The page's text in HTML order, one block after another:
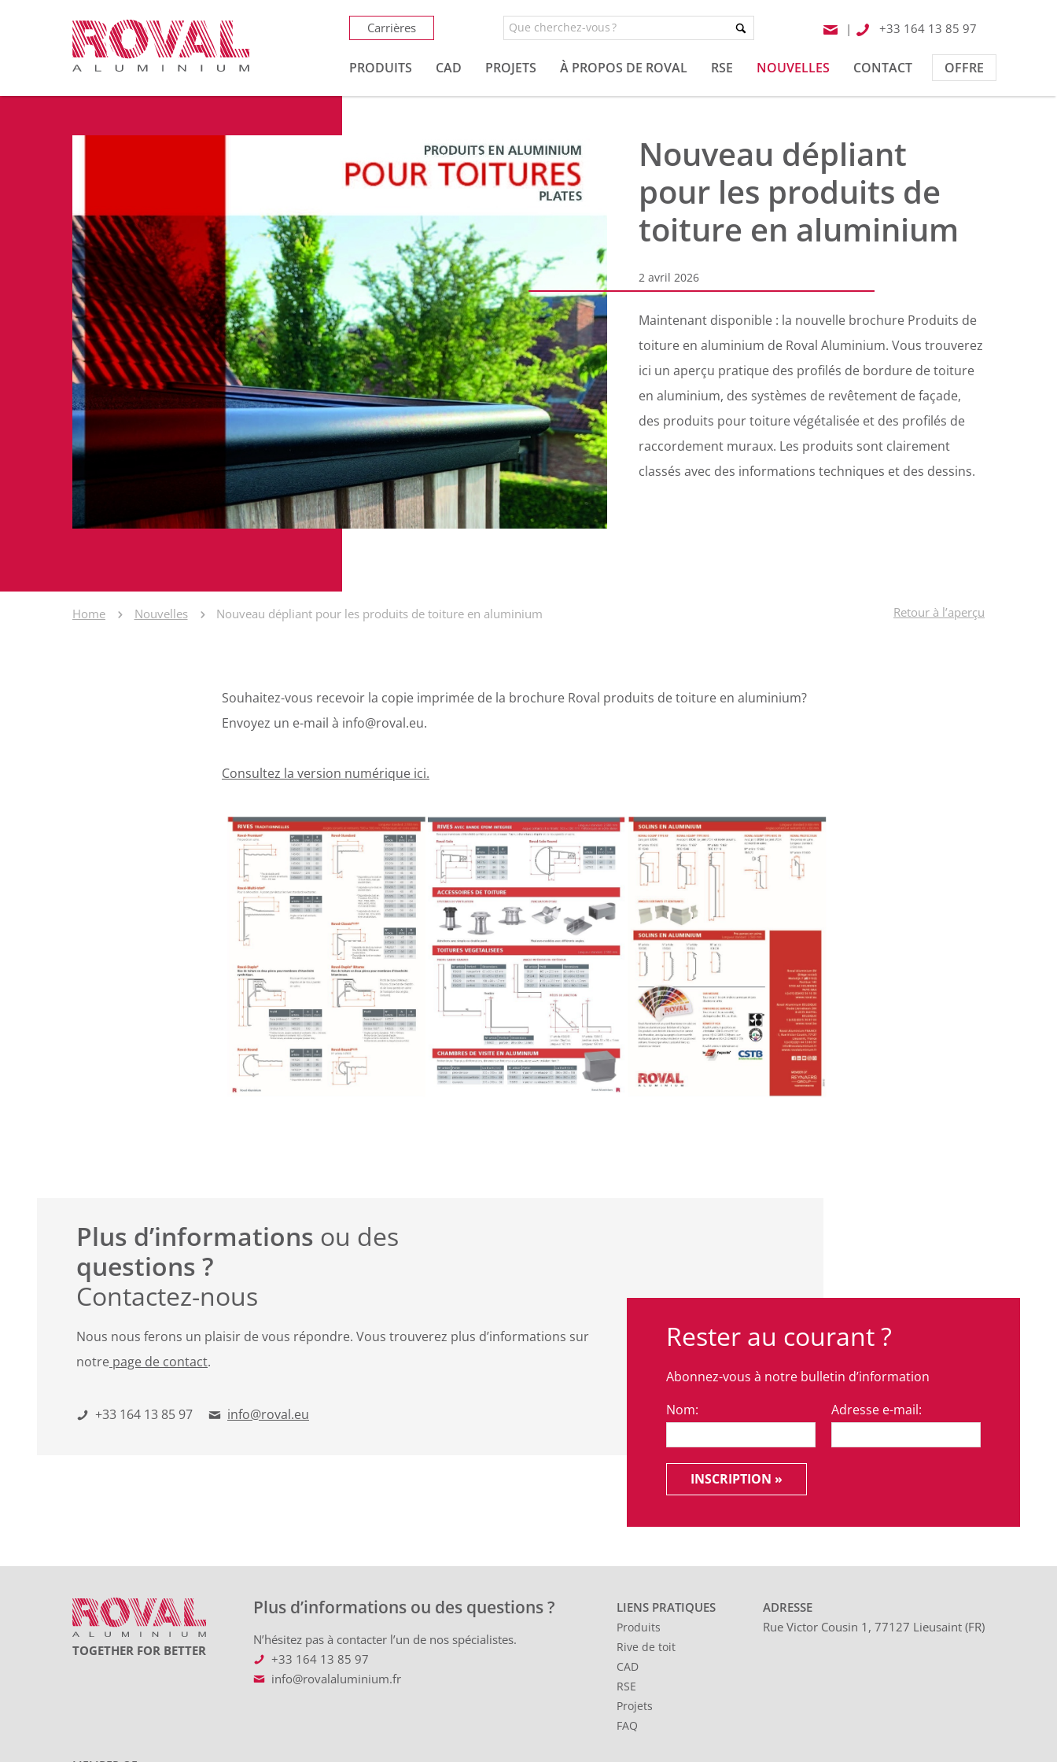
Carrières | +33 164 13 85 97
PRODUITS CAD PROJETS À PROPOS DE ROVAL RSE NOUVELLES CONTACT OFFRE
Nouveau dépliant
pour les produits de
toiture en aluminium
2 avril 2026
Maintenant disponible : la nouvelle brochure Produits de
toiture en aluminium de Roval Aluminium. Vous trouverez
ici un aperçu pratique des profilés de bordure de toiture
en aluminium, des systèmes de revêtement de façade,
des produits pour toiture végétalisée et des profilés de
raccordement muraux. Les produits sont clairement
classés avec des informations techniques et des dessins.
Home Nouvelles Nouveau dépliant pour les produits de toiture en aluminium Retour à l’aperçu
Souhaitez-vous recevoir la copie imprimée de la brochure Roval produits de toiture en aluminium?
Envoyez un e-mail à info@roval.eu.
Consultez la version numérique ici.
Plus d’informations ou des
questions ?
Contactez-nous
Nous nous ferons un plaisir de vous répondre. Vous trouverez plus d’informations sur
notre page de contact.
+33 164 13 85 97 info@roval.eu
Rester au courant ?
Abonnez-vous à notre bulletin d’information
Nom:
Adresse e-mail:
INSCRIPTION »
TOGETHER FOR BETTER
Plus d’informations ou des questions ?
N’hésitez pas à contacter l’un de nos spécialistes.
+33 164 13 85 97
info@rovalaluminium.fr
LIENS PRATIQUES
Produits
Rive de toit
CAD
RSE
Projets
FAQ
ADRESSE
Rue Victor Cousin 1, 77127 Lieusaint (FR)